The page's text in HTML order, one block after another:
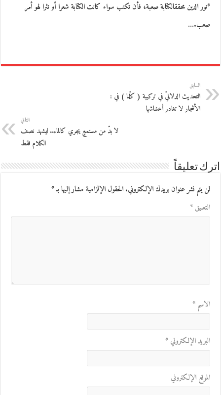
*نور الدين محققالكتابة صعبة، فأن تكتب سواء كانت الكتابة شعرا أو نثرا لهو أمر
صعب.…
السابق
التحديث الدلاليّ في تركيبة ( كلّما ) في :
الأشجار لا تغادر أعشاشها
التالي
لا بدّ من مستمعٍ يجري كالماء.. ليشهد نصف
الكلام فقط
اترك تعليقاً
لن يتم نشر عنوان بريدك الإلكتروني.الحقول الإلزامية مشار إليها بـ*
التعليق*
الاسم*
البريد الإلكتروني*
الموقع الإلكتروني